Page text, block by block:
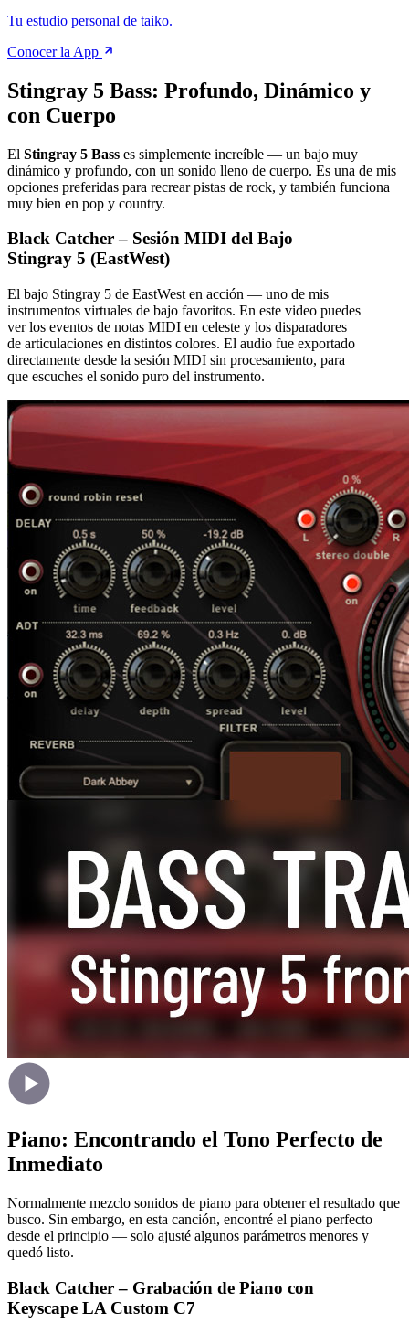
Tu estudio personal de taiko.
Conocer la App
Stingray 5 Bass: Profundo, Dinámico y
con Cuerpo
El Stingray 5 Bass es simplemente increíble — un bajo muy
dinámico y profundo, con un sonido lleno de cuerpo. Es una de mis
opciones preferidas para recrear pistas de rock, y también funciona
muy bien en pop y country.
Black Catcher – Sesión MIDI del Bajo
Stingray 5 (EastWest)
El bajo Stingray 5 de EastWest en acción — uno de mis
instrumentos virtuales de bajo favoritos. En este video puedes
ver los eventos de notas MIDI en celeste y los disparadores
de articulaciones en distintos colores. El audio fue exportado
directamente desde la sesión MIDI sin procesamiento, para
que escuches el sonido puro del instrumento.
Piano: Encontrando el Tono Perfecto de
Inmediato
Normalmente mezclo sonidos de piano para obtener el resultado que
busco. Sin embargo, en esta canción, encontré el piano perfecto
desde el principio — solo ajusté algunos parámetros menores y
quedó listo.
Black Catcher – Grabación de Piano con
Keyscape LA Custom C7